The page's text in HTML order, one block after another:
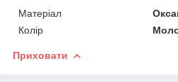
Матеріал
Колір
Приховати